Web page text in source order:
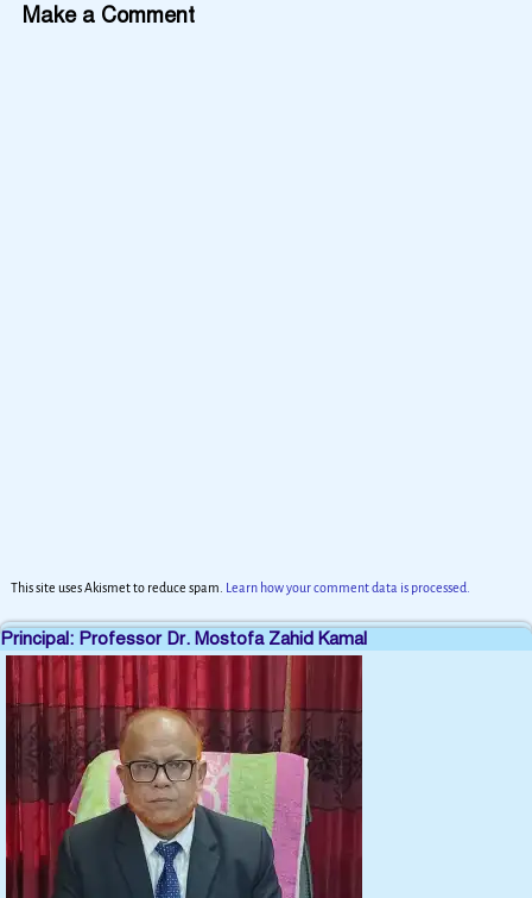
Make a Comment
This site uses Akismet to reduce spam. Learn how your comment data is processed.
Principal: Professor Dr. Mostofa Zahid Kamal